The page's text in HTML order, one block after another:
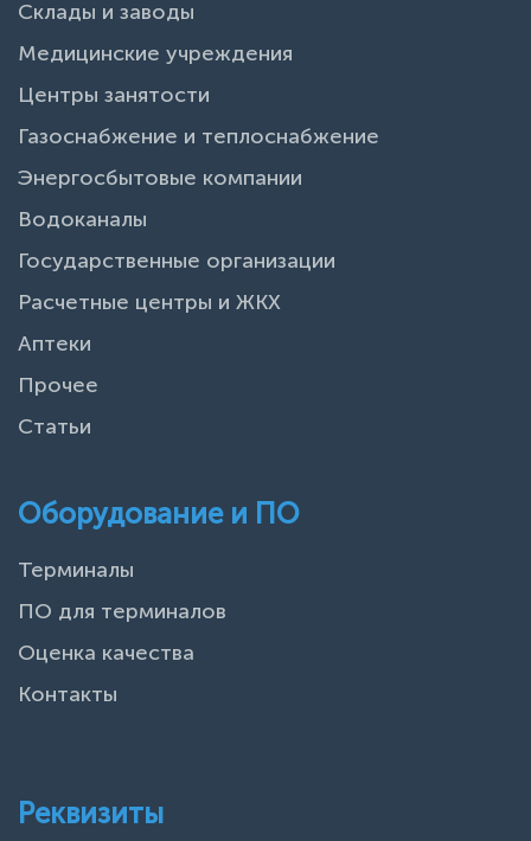
Склады и заводы
Медицинские учреждения
Центры занятости
Газоснабжение и теплоснабжение
Энергосбытовые компании
Водоканалы
Государственные организации
Расчетные центры и ЖКХ
Аптеки
Прочее
Статьи
Оборудование и ПО
Терминалы
ПО для терминалов
Оценка качества
Контакты
Реквизиты